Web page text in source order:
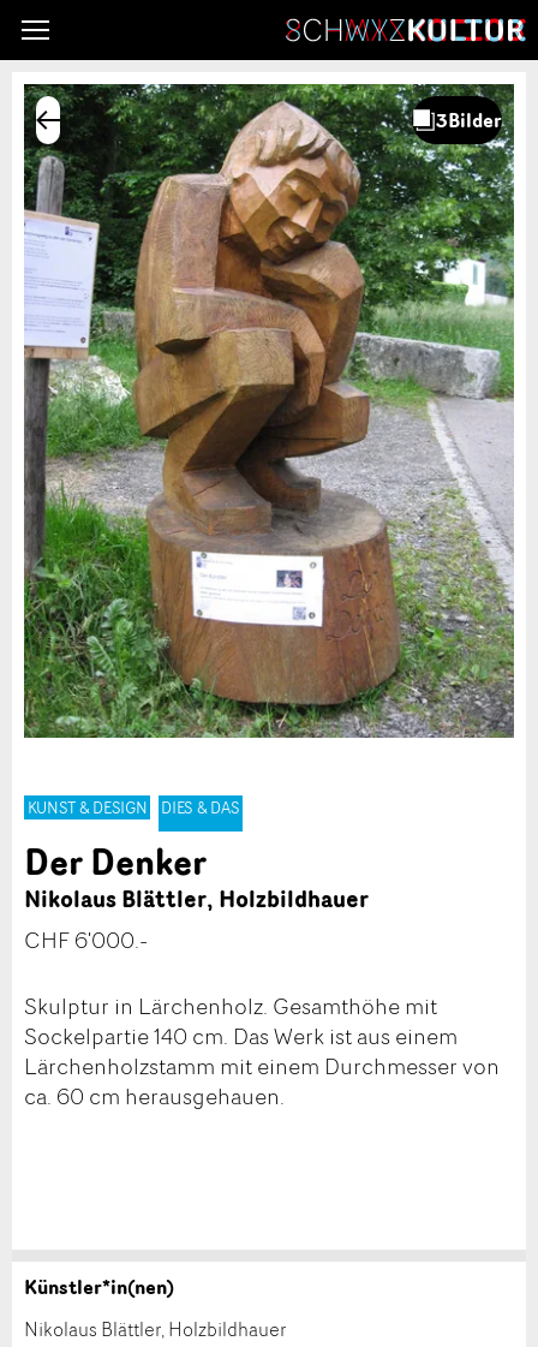
KUNST & DESIGN DIES & DAS
Der Denker
Nikolaus Blättler, Holzbildhauer
CHF 6'000.-
Skulptur in Lärchenholz. Gesamthöhe mit
Sockelpartie 140 cm. Das Werk ist aus einem
Lärchenholzstamm mit einem Durchmesser von
ca. 60 cm herausgehauen.
Werk kaufen
Anzeige beanstanden
Künstler*in(nen)
Nikolaus Blättler, Holzbildhauer